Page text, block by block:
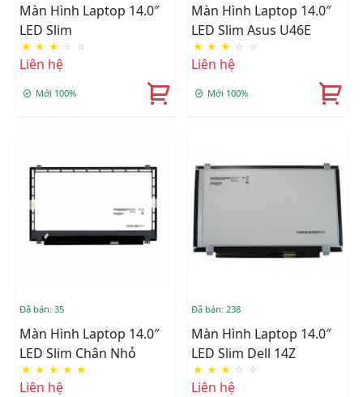
Màn Hình Laptop 14.0″
LED Slim
★ ★ ★ ☆ ☆
Liên hệ
Mới 100%
Màn Hình Laptop 14.0″
LED Slim Asus U46E
★ ★ ★ ☆ ☆
Liên hệ
Mới 100%
Đã bán: 35
Màn Hình Laptop 14.0″
LED Slim Chân Nhỏ
★ ★ ★ ★ ★
Liên hệ
Đã bán: 238
Màn Hình Laptop 14.0″
LED Slim Dell 14Z
★ ★ ★ ☆ ☆
Liên hệ